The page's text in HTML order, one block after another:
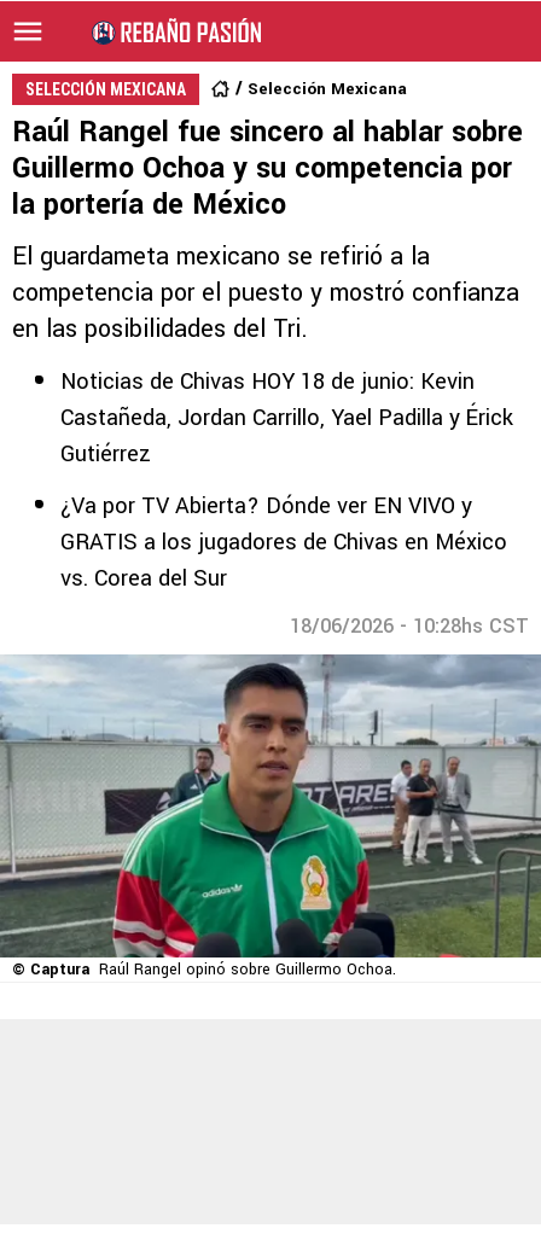
SELECCIÓN MEXICANA Selección Mexicana
Raúl Rangel fue sincero al hablar sobre
Guillermo Ochoa y su competencia por
la portería de México
El guardameta mexicano se refirió a la
competencia por el puesto y mostró confianza
en las posibilidades del Tri.
Noticias de Chivas HOY 18 de junio: Kevin
Castañeda, Jordan Carrillo, Yael Padilla y Érick
Gutiérrez
¿Va por TV Abierta? Dónde ver EN VIVO y
GRATIS a los jugadores de Chivas en México
vs. Corea del Sur
18/06/2026 - 10:28hs CST
© Captura Raúl Rangel opinó sobre Guillermo Ochoa.